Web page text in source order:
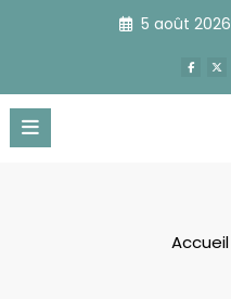
5 août 2026
Accueil